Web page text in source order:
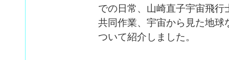
での日常、山崎直子宇宙飛行
共同作業、宇宙から見た地球
ついて紹介しました。